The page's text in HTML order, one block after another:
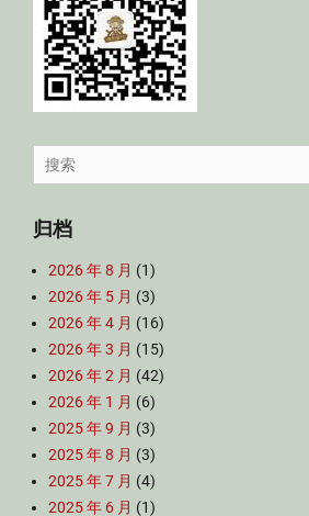
Search
for:
归档
2026 年 8 月 (1)
2026 年 5 月 (3)
2026 年 4 月 (16)
2026 年 3 月 (15)
2026 年 2 月 (42)
2026 年 1 月 (6)
2025 年 9 月 (3)
2025 年 8 月 (3)
2025 年 7 月 (4)
2025 年 6 月 (1)